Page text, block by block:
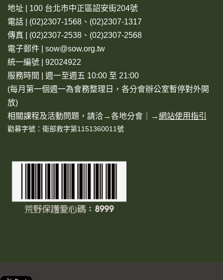
地址 | 100 台北市中正區詔安街204號
電話 | (02)2307-1568、(02)2307-1317
傳真 | (02)2307-2538、(02)2307-2568
電子郵件 | sow@sow.org.tw
統一編號 | 92024922
服務時間 | 週一至週五 10:00 至 21:00
(每月第一個週一為會務整理日，各分會辦公室暫停對外開
放)
相關課程及活動問題，請洽→各地分會 ｜→網站使用指引
勸募字號：衛部救字第1151360011號